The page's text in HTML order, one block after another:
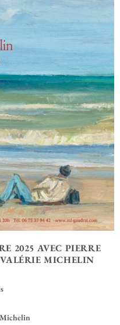
2025 AVEC PIERRE
MICHELIN